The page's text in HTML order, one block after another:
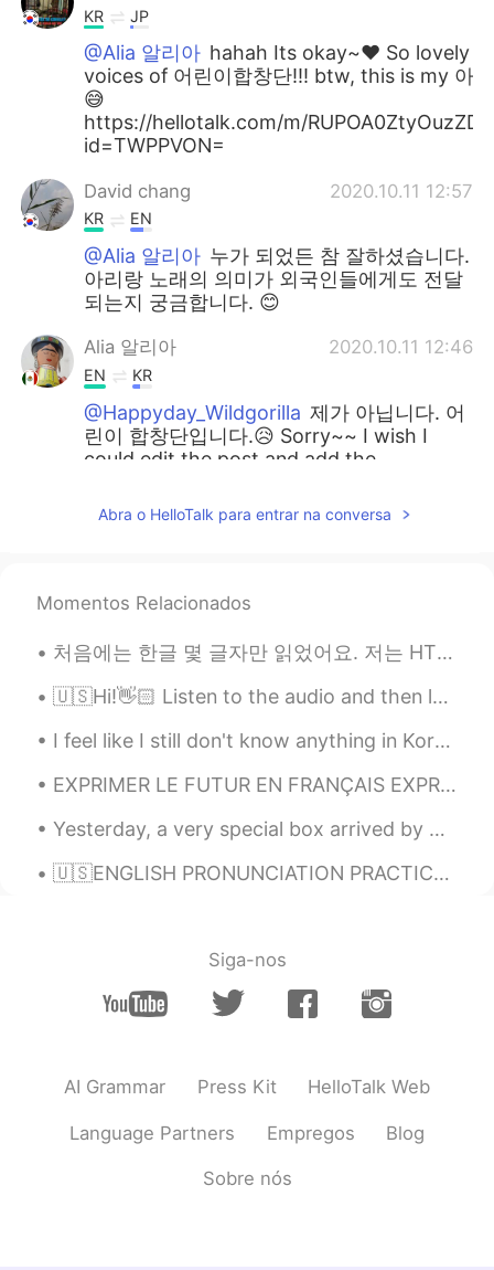
KR JP
@Alia 알리아 hahah Its okay~♥ So lovely
voices of 어린이합창단!!! btw, this is my 아
😅
https://hellotalk.com/m/
id=TWPPVON=
David chang 2020.10.11 12:57
KR EN
@Alia 알리아 누가 되었든 참 잘하셨습니다.
아리랑 노래의 의미가 외국인들에게도 전달
되는지 궁금합니다. 😊
Alia 알리아 2020.10.11 12:46
EN KR
@Happyday_Wildgorilla 제가 아닙니다. 어
린이 합창단입니다.😥 Sorry~~ I wish I
could edit the post and add the
child sings so beautifully!
@David chang미안해요... 😥 제가 아닙니
다. 어린이 합창단입니다. I apologize I
forgot to add the reference.😥
Happyday_Wildgorilla 2020.10.11 09:11
KR JP
정말 잘 부르시네요! 아름다워요! 😍👏👏👏
👏👏 예전이지만 저도 불렀던게 있지 싶은
데.. ㅎㅎ
David chang 2020.10.10 23:56
아리랑 너무 멋지게 부르셨어요. 고맙습니
Alia 알리아 2020.10.09 13:59
@estella Yay! Enjoy it! 🥳🥂😘🌷
Alia 알리아 2020.10.09 13:59
Abra o HelloTalk para entrar na conversa
Momentos Relacionados
처음에는 한글 몇 글자만 읽었어요. 저는 HT 커뮤니티를 만났습니다. Thanks to this, within 4 months I am able to navigate beau...
🇺🇸Hi!👋🏻 Listen to the audio and then leave yours 🔊. I will help you with your pronunciation🙂 Wa...
I feel like I still don't know anything in Korean 🤣 but if I take a closer look at the past few m...
EXPRIMER LE FUTUR EN FRANÇAIS EXPRESSING THE FUTURE IN FRENCH The most common way of expressing ...
Yesterday, a very special box arrived by post 🖤❤🤍💙. My family gathered to open it. A friend and...
🇺🇸ENGLISH PRONUNCIATION PRACTICE 🎧Listen and leave your recording🔊 The aeroplane and the radio h...
Siga-nos
AI Grammar Press Kit HelloTalk Web
Language Partners Empregos Blog
Sobre nós